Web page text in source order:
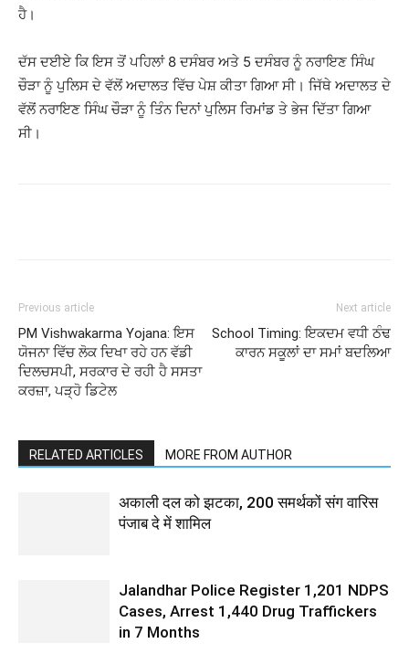
ਹੈ।
ਦੱਸ ਦਈਏ ਕਿ ਇਸ ਤੋਂ ਪਹਿਲਾਂ 8 ਦਸੰਬਰ ਅਤੇ 5 ਦਸੰਬਰ ਨੂੰ ਨਰਾਇਣ ਸਿੰਘ
ਚੌੜਾ ਨੂੰ ਪੁਲਿਸ ਦੇ ਵੱਲੋਂ ਅਦਾਲਤ ਵਿੱਚ ਪੇਸ਼ ਕੀਤਾ ਗਿਆ ਸੀ। ਜਿੱਥੇ ਅਦਾਲਤ ਦੇ
ਵੱਲੋਂ ਨਰਾਇਣ ਸਿੰਘ ਚੌੜਾ ਨੂੰ ਤਿੰਨ ਦਿਨਾਂ ਪੁਲਿਸ ਰਿਮਾਂਡ ਤੇ ਭੇਜ ਦਿੱਤਾ ਗਿਆ
ਸੀ।
Previous article
PM Vishwakarma Yojana: ਇਸ
ਯੋਜਨਾ ਵਿੱਚ ਲੋਕ ਦਿਖਾ ਰਹੇ ਹਨ ਵੱਡੀ
ਦਿਲਚਸਪੀ, ਸਰਕਾਰ ਦੇ ਰਹੀ ਹੈ ਸਸਤਾ
ਕਰਜ਼ਾ, ਪੜ੍ਹੋ ਡਿਟੇਲ
Next article
School Timing: ਇਕਦਮ ਵਧੀ ਠੰਢ
ਕਾਰਨ ਸਕੂਲਾਂ ਦਾ ਸਮਾਂ ਬਦਲਿਆ
RELATED ARTICLES MORE FROM AUTHOR
अकाली दल को झटका, 200 समर्थकों संग वारिस
पंजाब दे में शामिल
Jalandhar Police Register 1,201 NDPS
Cases, Arrest 1,440 Drug Traffickers
in 7 Months